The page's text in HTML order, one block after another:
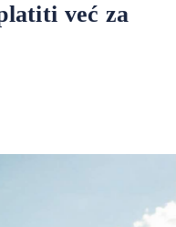
već za